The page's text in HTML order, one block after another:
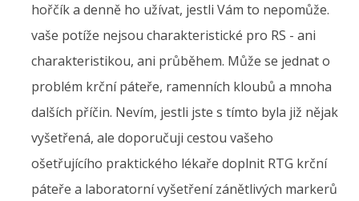
hořčík a denně ho užívat, jestli Vám to nepomůže.
vaše potíže nejsou charakteristické pro RS - ani
charakteristikou, ani průběhem. Může se jednat o
problém krční páteře, ramenních kloubů a mnoha
dalších příčin. Nevím, jestli jste s tímto byla již nějak
vyšetřená, ale doporučuji cestou vašeho
ošetřujícího praktického lékaře doplnit RTG krční
páteře a laboratorní vyšetření zánětlivých markerů